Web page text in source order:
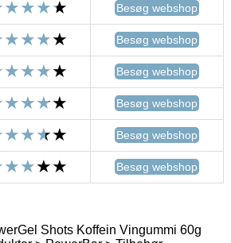
Besøg webshop
Besøg webshop
Besøg webshop
Besøg webshop
Besøg webshop
Besøg webshop
Shots Koffein Vingummi 60g